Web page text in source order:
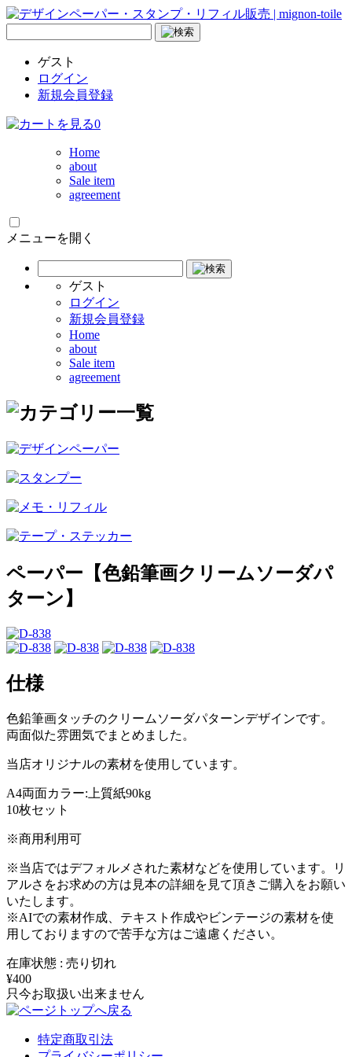
ゲスト
ログイン
新規会員登録
0
Home
about
Sale item
agreement
メニューを開く
ゲスト
ログイン
新規会員登録
Home
about
Sale item
agreement
ペーパー【色鉛筆画クリームソーダパ
ターン】
仕様
色鉛筆画タッチのクリームソーダパターンデザインです。
両面似た雰囲気でまとめました。
当店オリジナルの素材を使用しています。
A4両面カラー:上質紙90kg
10枚セット
※商用利用可
※当店ではデフォルメされた素材などを使用しています。リ
アルさをお求めの方は見本の詳細を見て頂きご購入をお願い
いたします。
※AIでの素材作成、テキスト作成やビンテージの素材を使
用しておりますので苦手な方はご遠慮ください。
在庫状態 : 売り切れ
¥400
只今お取扱い出来ません
特定商取引法